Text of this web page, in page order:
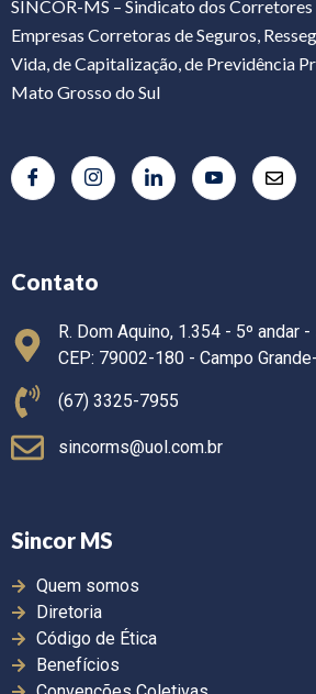
SINCOR-MS – Sindicato dos Corretores
Empresas Corretoras de Seguros,
Vida, de Capitalização, de Previdência
Mato Grosso do Sul
Contato
R. Dom Aquino, 1.354 - 5º andar
CEP: 79002-180 - Campo
(67) 3325-7955
sincorms@uol.com.br
Sincor MS
Quem somos
Diretoria
Código de Ética
Benefícios